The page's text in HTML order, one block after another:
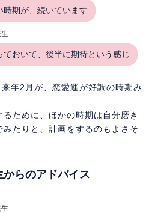
時期が、続いています
ておいて、後半に期待という感じ
年2月が、恋愛運が好調の時期み
ために、ほかの時期は自分磨き
たりと、計画をするのもよさそ
らのアドバイス